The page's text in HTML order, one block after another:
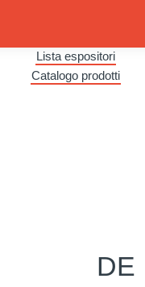
Lista espositori
Catalogo prodotti
DE